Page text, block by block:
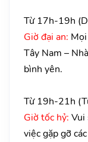
Từ 17h-19h
Giờ đại an:
Tây Nam –
bình yên.
Từ 19h-21h
Giờ tốc hỷ: Vui
việc gặp gỡ